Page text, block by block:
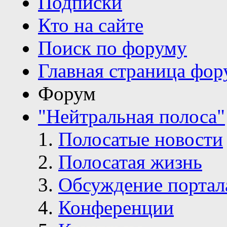
Кто на сайте
Поиск по форуму
Главная страница
Форум
"Нейтральная полоса"
Полосатые новости
Полосатая жизнь
Обсуждение
Конференции